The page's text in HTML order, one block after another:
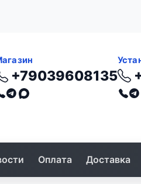
+79039608135
Оплата Доставка